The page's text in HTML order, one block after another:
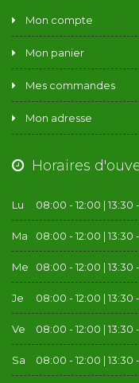
Mon compte
Mon panier
Mes commandes
Mon adresse
Horaires
Lu 08:00 - 12:00 | 13:30
Ma 08:00 - 12:00 | 13:30
Me 08:00 - 12:00 | 13:30
Je 08:00 - 12:00 | 13:30
Ve 08:00 - 12:00 | 13:30
Sa 08:00 - 12:00 | 13:30